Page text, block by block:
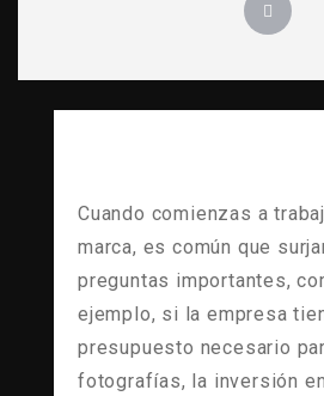
Cuando comienzas a
marca, es común que
preguntas importantes,
ejemplo, si la empresa
presupuesto necesario
fotografías, la inversión